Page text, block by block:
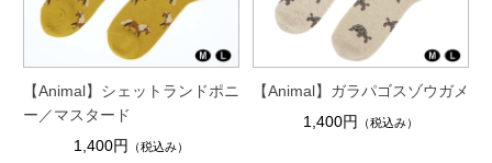
【Animal】シェットランドポニ
ー／マスタード
1,400円
（税込み）
【Animal】ガラパゴスゾウガメ
1,400円
（税込み）